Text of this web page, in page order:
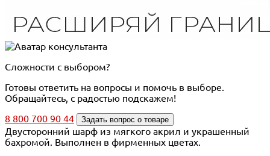
Сложности с выбором?
Готовы ответить на вопросы и помочь в выборе.
Обращайтесь, с радостью подскажем!
8 800 700 90 44
Задать вопрос о товаре
Двусторонний шарф из мягкого акрил и украшенный
бахромой. Выполнен в фирменных цветах.